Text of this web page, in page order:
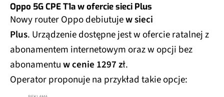
Oppo 5G CPE T1a w ofercie sieci Plus
Nowy router Oppo debiutujew sieci
Plus. Urządzenie dostępne jest w ofercie ratalnej z
abonamentem internetowym oraz w opcji bez
abonamentuw cenie 1297 zł.
Operator proponuje na przykład takie opcje: